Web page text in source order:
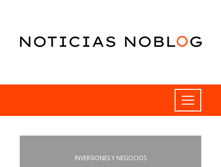
INVERSIONES Y NEGOCIOS